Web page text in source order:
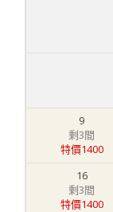
9
剩3間
特價1400
16
剩3間
特價1400